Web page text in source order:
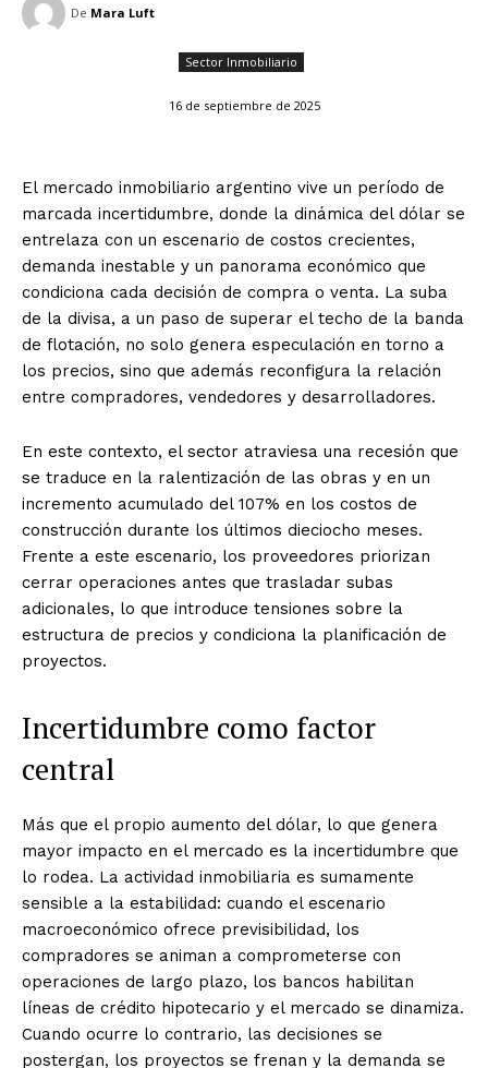
De Mara Luft
Sector Inmobiliario
16 de septiembre de 2025
El mercado inmobiliario argentino vive un período de
marcada incertidumbre, donde la dinámica del dólar se
entrelaza con un escenario de costos crecientes,
demanda inestable y un panorama económico que
condiciona cada decisión de compra o venta. La suba
de la divisa, a un paso de superar el techo de la banda
de flotación, no solo genera especulación en torno a
los precios, sino que además reconfigura la relación
entre compradores, vendedores y desarrolladores.
En este contexto, el sector atraviesa una recesión que
se traduce en la ralentización de las obras y en un
incremento acumulado del 107% en los costos de
construcción durante los últimos dieciocho meses.
Frente a este escenario, los proveedores priorizan
cerrar operaciones antes que trasladar subas
adicionales, lo que introduce tensiones sobre la
estructura de precios y condiciona la planificación de
proyectos.
Incertidumbre como factor
central
Más que el propio aumento del dólar, lo que genera
mayor impacto en el mercado es la incertidumbre que
lo rodea. La actividad inmobiliaria es sumamente
sensible a la estabilidad: cuando el escenario
macroeconómico ofrece previsibilidad, los
compradores se animan a comprometerse con
operaciones de largo plazo, los bancos habilitan
líneas de crédito hipotecario y el mercado se dinamiza.
Cuando ocurre lo contrario, las decisiones se
postergan, los proyectos se frenan y la demanda se